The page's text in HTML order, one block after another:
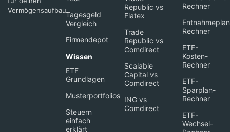
Vermögensaufbau.Tagesgeld
Vergleich
Firmendepot
Wissen
ETF
Grundlagen
Musterportfolios
Steuern
einfach
erklärt
Republic vs
Flatex
Trade
Republic vs
Comdirect
Scalable
Capital vs
Comdirect
ING vs
Comdirect
Rechner
Rechner
ETF-
Kosten-
Rechner
ETF-
Sparplan-
Rechner
ETF-
Wechsel-